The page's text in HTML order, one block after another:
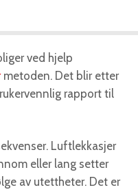
ved hjelp
metoden. Det blir etter
rapport til
Luftlekkasjer
eller lang setter
av utettheter. Det er